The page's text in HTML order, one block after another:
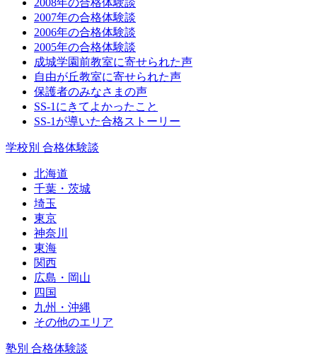
2007年の合格体験談
2006年の合格体験談
2005年の合格体験談
成城学園前教室に寄せられた声
自由が丘教室に寄せられた声
保護者のみなさまの声
SS-1にきてよかったこと
SS-1が導いた合格ストーリー
学校別 合格体験談
北海道
千葉・茨城
埼玉
東京
神奈川
東海
関西
広島・岡山
四国
九州・沖縄
その他のエリア
塾別 合格体験談